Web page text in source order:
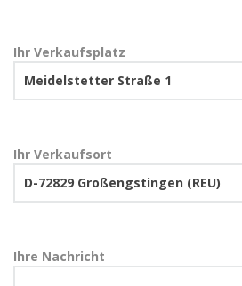
Ihr Verkaufsplatz
Ihr Verkaufsort
Ihre Nachricht